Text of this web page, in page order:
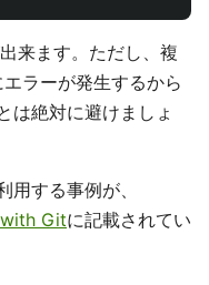
来ます。ただし、複
エラーが発生するから
は絶対に避けましょ
用する事例が、
Gitに記載されてい